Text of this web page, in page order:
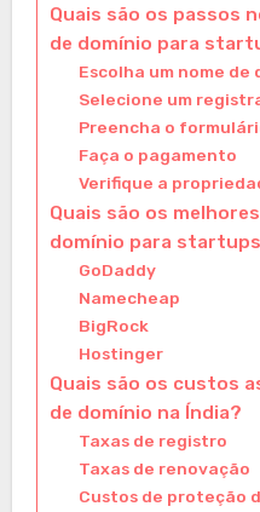
Quais são os passos
de domínio para
Escolha um nome de
Selecione um
Preencha o
Faça o pagamento
Verifique a
Quais são os
domínio para
GoDaddy
Namecheap
BigRock
Hostinger
Quais são os custos
de domínio na Índia?
Taxas de registro
Taxas de renovação
Custos de proteção